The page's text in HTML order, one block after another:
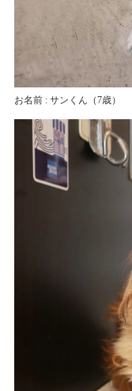
お名前 : サンくん （7歳）